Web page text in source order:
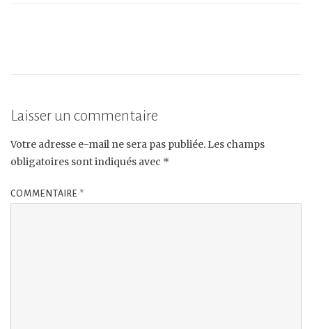
Laisser un commentaire
Votre adresse e-mail ne sera pas publiée. Les champs
obligatoires sont indiqués avec *
COMMENTAIRE *